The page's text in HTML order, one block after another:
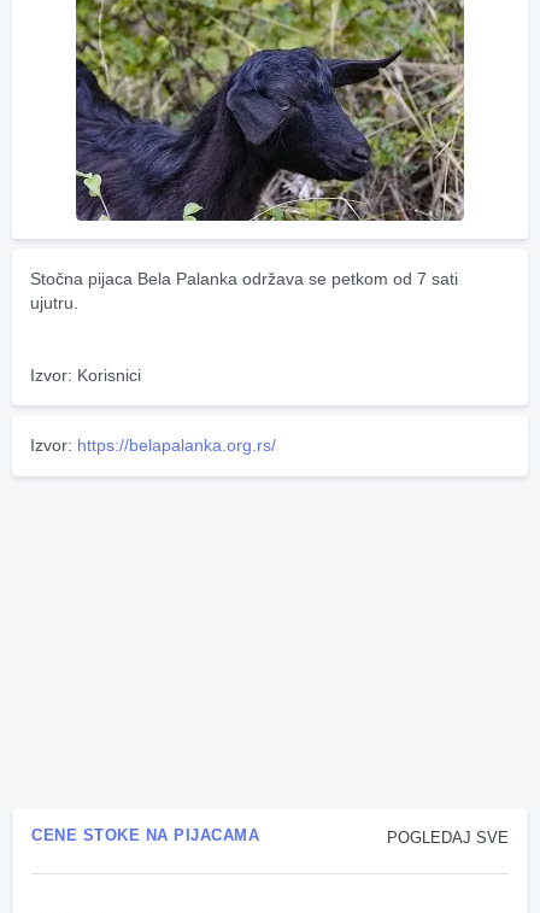
Stočna pijaca Bela Palanka održava se petkom od 7 sati
ujutru.
Izvor: Korisnici
Izvor: https://belapalanka.org.rs/
POGLEDAJ SVE
CENE STOKE NA PIJACAMA